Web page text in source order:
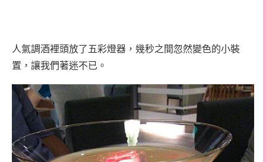
人氣調酒裡頭放了五彩燈器，幾秒之間忽然變色的小裝
置，讓我們著迷不已。